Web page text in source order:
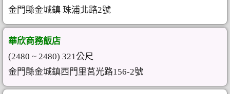
金門縣金城鎮 珠浦北路2號
華欣商務飯店
(2480 ~ 2480) 321公尺
金門縣金城鎮西門里莒光路156-2號